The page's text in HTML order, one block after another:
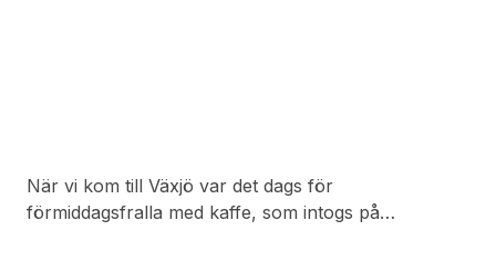
När vi kom till Växjö var det dags för
förmiddagsfralla med kaffe, som intogs på